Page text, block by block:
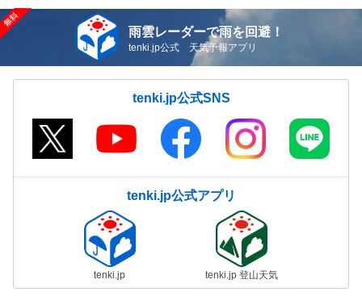
雨雲レーダーで雨を回避！
tenki.jp公式 天気予報アプリ
tenki.jp公式SNS
tenki.jp公式アプリ
tenki.jp tenki.jp 登山天気